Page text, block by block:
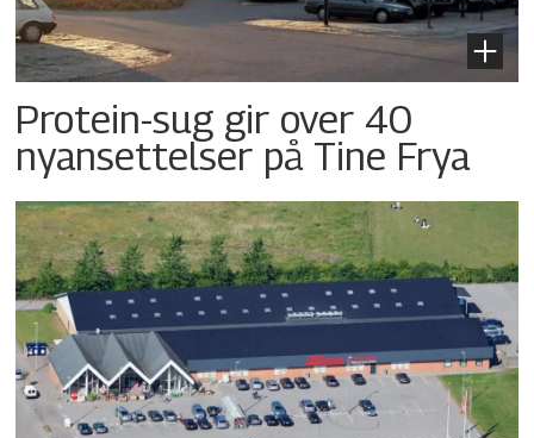
Protein-sug gir over 40
nyansettelser på Tine Frya